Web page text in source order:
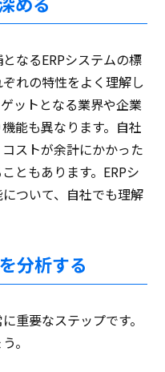
なるERPシステムの標
れの特性をよく理解し
ットとなる業界や企業
能も異なります。自社
ストが余計にかかった
ともあります。ERPシ
ついて、自社でも理解
分析する
重要なステップです。
。